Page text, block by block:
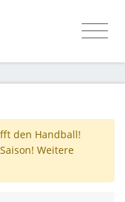
den Handball!
Weitere